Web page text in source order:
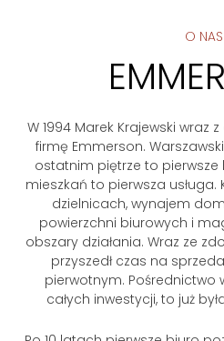
O NAS
W 1994 Marek Krajewski wraz
firmę Emmerson.
ostatnim piętrze to pierwsze
mieszkań to pierwsza usługa.
dzielnicach, wynajem
powierzchni biurowych i
obszary działania. Wraz ze
przyszedł czas na
pierwotnym. Pośrednictwo
całych inwestycji, to już